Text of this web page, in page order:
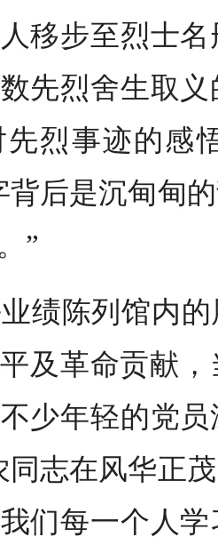
移步至烈士
先烈舍生取
烈事迹的感
背后是沉甸甸
”
绩陈列馆内
及革命贡献
少年轻的党
同志在风华正
们每一个人